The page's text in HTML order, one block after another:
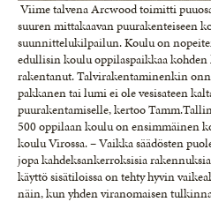
Viime talvena Arcwood toimitti
suuren mittakaavan puurakenteiseen
suunnittelukilpailun. Koulu on
edullisin koulu oppilaspaikkaa
rakentanut. Talvirakentaminenkin
pakkanen tai lumi ei ole vesisateen
puurakentamiselle, kertoo
500 oppilaan koulu on ensimmäinen
koulu Virossa. – Vaikka säädösten
jopa kahdeksankerroksisia
käyttö sisätiloissa on tehty hyvin
näin, kun yhden viranomaisen